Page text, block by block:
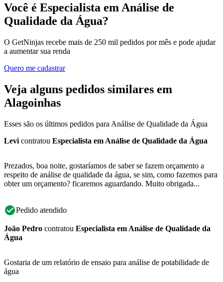
Você é Especialista em Análise de
Qualidade da Água?
O GetNinjas recebe mais de 250 mil pedidos por mês e pode ajudar
a aumentar sua renda
Quero me cadastrar
Veja alguns pedidos similares em
Alagoinhas
Esses são os últimos pedidos para Análise de Qualidade da Água
Levi contratou Especialista em Análise de Qualidade da Água
Prezados, boa noite, gostaríamos de saber se fazem orçamento a
respeito de análise de qualidade da água, se sim, como fazemos para
obter um orçamento? ficaremos aguardando. Muito obrigada...
Pedido atendido
João Pedro contratou Especialista em Análise de Qualidade da
Água
Gostaria de um relatório de ensaio para análise de potabilidade de
água